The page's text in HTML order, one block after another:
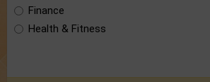
Finance
Health & Fitness